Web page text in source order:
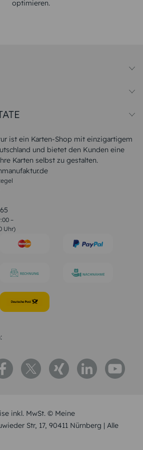
optimieren.
ist ein Karten-Shop mit einzigartigem
und bietet den Kunden eine
Karten selbst zu gestalten.
–
Uhr)
Kommunion
inkl. MwSt. © Meine
Str, 17, 90411 Nürnberg | Alle